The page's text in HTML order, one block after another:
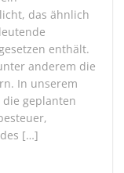
das ähnlich
enthält.
anderem die
In unserem
die geplanten
[…]